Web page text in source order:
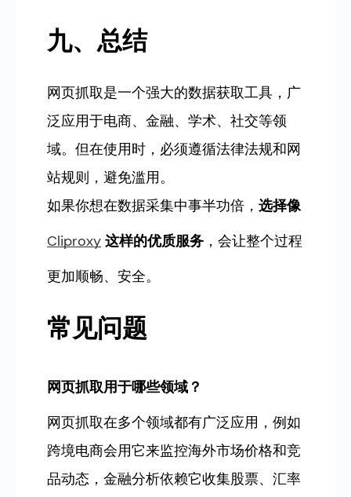
九、总结
网页抓取是一个强大的数据获取工具，广
泛应用于电商、金融、学术、社交等领
域。但在使用时，必须遵循法律法规和网
站规则，避免滥用。
如果你想在数据采集中事半功倍， 选择像
Cliproxy 这样的优质服务 ，会让整个过程
更加顺畅、安全。
常见问题
网页抓取用于哪些领域？
网页抓取在多个领域都有广泛应用，例如
跨境电商会用它来监控海外市场价格和竞
品动态，金融分析依赖它收集股票、汇率